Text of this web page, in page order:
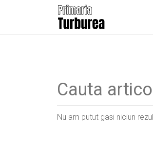
Nu am putut gasi niciun